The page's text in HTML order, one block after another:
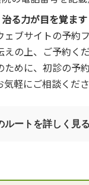
治る力が目を覚ま
ブサイトの予約
えの上、ご予約く
ために、初診の予
軽にご相談くださ
ルートを詳しく見る